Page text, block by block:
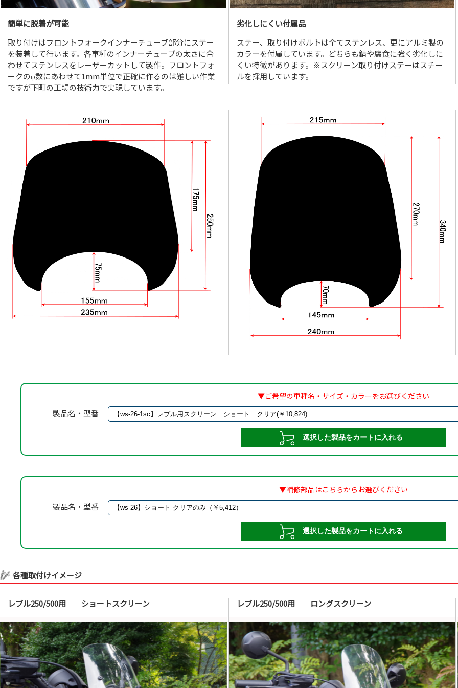
簡単に脱着が可能
取り付けはフロントフォークインナーチューブ部分にステー
を装着して行います。各車種のインナーチューブの太さに合
わせてステンレスをレーザーカットして製作。フロントフォ
ークのφ数にあわせて1mm単位で正確に作るのは難しい作業
ですが下町の工場の技術力で実現しています。
劣化しにくい付属品
ステー、取り付けボルトは全てステンレス、更にアルミ製の
カラーを付属しています。どちらも錆や腐食に強く劣化しに
くい特徴があります。※スクリーン取り付けステーはスチー
ルを採用しています。
▼ご希望の車種名・サイズ・カラーをお選びください
製品名・型番
▼補修部品はこちらからお選びください
製品名・型番
各種取付けイメージ
レブル250/500用 ショートスクリーン レブル250/500用 ロングスクリーン